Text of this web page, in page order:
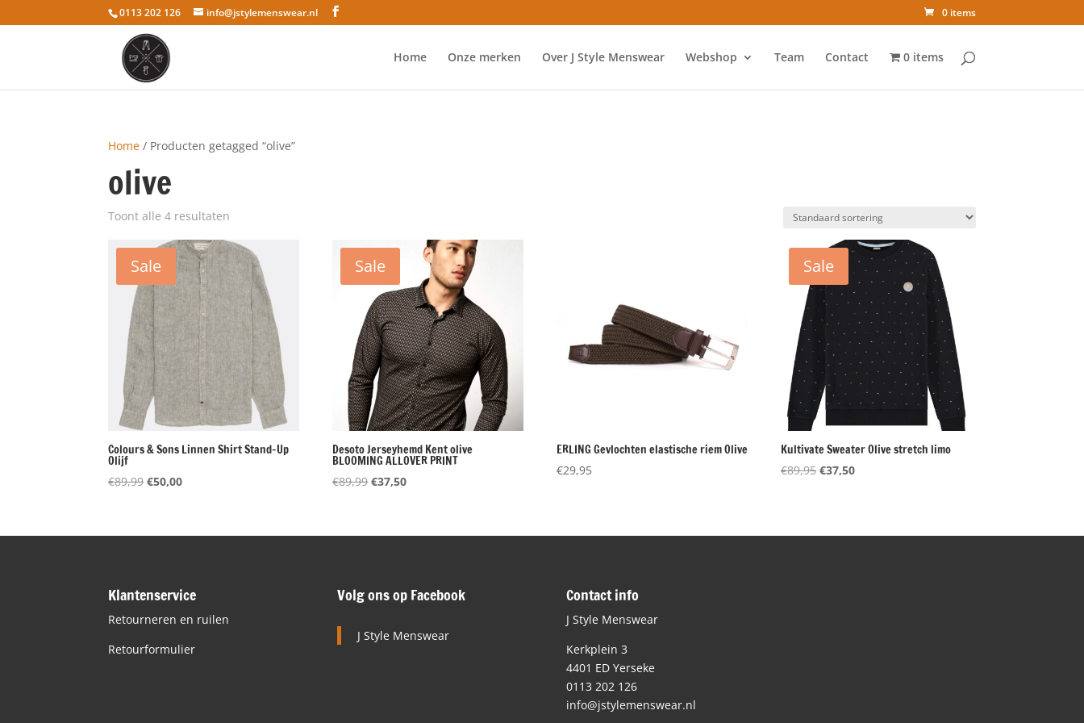
0113 202 126 info@jstylemenswear.nl 0 items
Home Onze merken Over J Style Menswear Webshop Team Contact 0 items
Home / Producten getagged “olive”
olive
Toont alle 4 resultaten
Sale
Colours & Sons Linnen Shirt Stand-Up
Olijf
€89,99Oorspronkelijke
€89,99.
€50,00Huidige
€50,00.
Sale
Desoto Jerseyhemd Kent olive
BLOOMING ALLOVER PRINT
€89,99Oorspronkelijke
€89,99.
€37,50Huidige
€37,50.
ERLING Gevlochten elastische riem Olive
€29,95
Sale
Kultivate Sweater Olive stretch limo
€89,95 Oorspronkelijke
€37,50Huidige
Klantenservice
Retourneren en ruilen
Retourformulier
Volg ons op Facebook
J Style Menswear
Contact info
J Style Menswear
Kerkplein 3
4401 ED Yerseke
0113 202 126
info@jstylemenswear.nl